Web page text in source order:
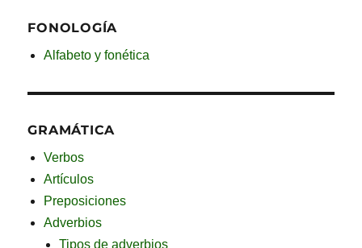
FONOLOGÍA
Alfabeto y fonética
GRAMÁTICA
Verbos
Artículos
Preposiciones
Adverbios
Tipos de adverbios